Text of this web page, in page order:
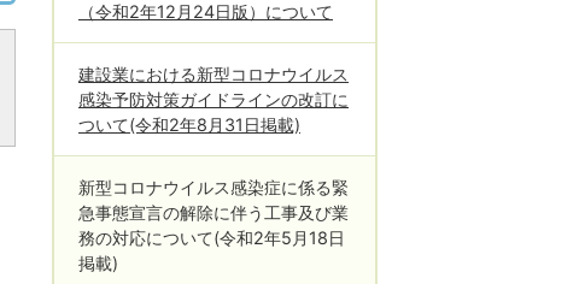
（令和2年12月24日版）について
建設業における新型コロナウイルス
感染予防対策ガイドラインの改訂に
ついて(令和2年8月31日掲載)
新型コロナウイルス感染症に係る緊
急事態宣言の解除に伴う工事及び業
務の対応について(令和2年5月18日
掲載)